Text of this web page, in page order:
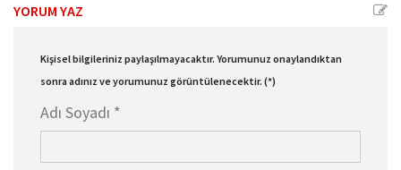
YORUM YAZ
Kişisel bilgileriniz paylaşılmayacaktır. Yorumunuz onaylandıktan
sonra adınız ve yorumunuz görüntülenecektir. (*)
Adı Soyadı *